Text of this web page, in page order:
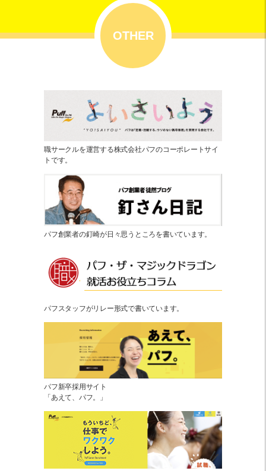
OTHER
職サークルを運営する株式会社パフのコーポレートサイ
トです。
パフ創業者の釘崎が日々思うところを書いています。
パフスタッフがリレー形式で書いています。
パフ新卒採用サイト
「あえて、パフ。」